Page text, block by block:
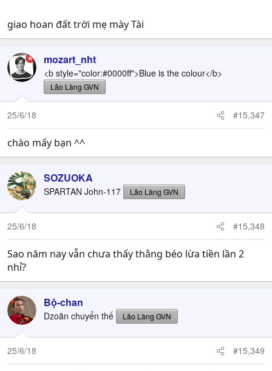
giao hoan đất trời mẹ mày Tài
mozart_nht
<b style="color:#0000ff">Blue is the colour</b>
Lão Làng GVN
25/6/18 #15,347
chào mấy bạn ^^
SOZUOKA
SPARTAN John-117 Lão Làng GVN
25/6/18 #15,348
Sao năm nay vẫn chưa thấy thằng béo lừa tiền lần 2
nhỉ?
Bộ-chan
Dzoãn chuyển thế Lão Làng GVN
25/6/18 #15,349